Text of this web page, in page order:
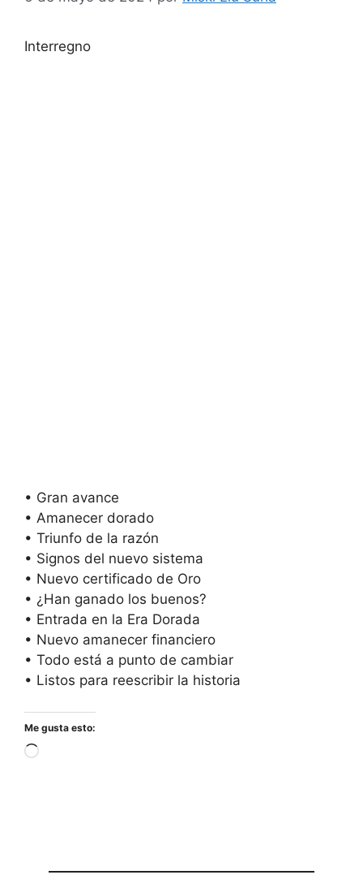
Interregno
• Gran avance
• Amanecer dorado
• Triunfo de la razón
• Signos del nuevo sistema
• Nuevo certificado de Oro
• ¿Han ganado los buenos?
• Entrada en la Era Dorada
• Nuevo amanecer financiero
• Todo está a punto de cambiar
• Listos para reescribir la historia
Me gusta esto:
Cargando...